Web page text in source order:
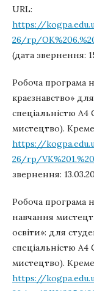
URL:
https://
26/rp/
(дата звернення:
Робоча програма
краєзнавство»
спеціальністю
мистецтво).
https://
26/rp/
звернення:
Робоча програма
навчання
освіти»: для
спеціальністю
мистецтво).
https://